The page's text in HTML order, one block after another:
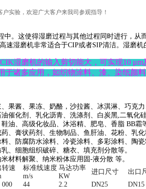
实验，欢迎广大客户来我司参观指导！
中。这使得湿磨过程与其他过程同时进行，
速湿磨机非常适合于CIP或者SIP清洁。湿磨
CIK湿磨机的输入剪切能大，可实现10 μm
于诸多应用，如织物涂料、漆、染纸颜
果酱、果冻、奶酪 ， 沙拉酱、冰淇淋、巧克
催化剂、乳化沥青、洗涤剂、白炭黑,二氧化
油、高级化妆品、沐浴精、肥皂、香脂 BB霜
、膏状药剂、生物制品、鱼肝油、花粉、乳
、防腐防水涂料、冷瓷涂料、多彩涂料、陶
、细胞组织破碎、糖衣、填充剂分散等。
材料解聚、纳米粉体应用固-液分散 等。
转速
标准线速度
m/s
马达功率
KW
进口尺寸
出口
000 44 2.2 DN25
DN15